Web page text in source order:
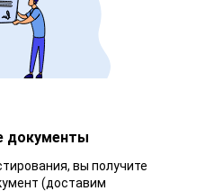
документы
вы получите
(доставим